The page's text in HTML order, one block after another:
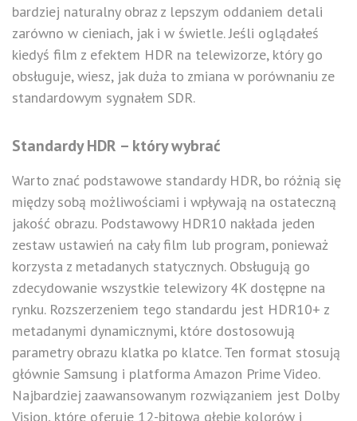
bardziej naturalny obraz z lepszym oddaniem detali
zarówno w cieniach, jak i w świetle. Jeśli oglądałeś
kiedyś film z efektem HDR na telewizorze, który go
obsługuje, wiesz, jak duża to zmiana w porównaniu ze
standardowym sygnałem SDR.
Standardy HDR – który wybrać
Warto znać podstawowe standardy HDR, bo różnią się
między sobą możliwościami i wpływają na ostateczną
jakość obrazu. Podstawowy HDR10 nakłada jeden
zestaw ustawień na cały film lub program, ponieważ
korzysta z metadanych statycznych. Obsługują go
zdecydowanie wszystkie telewizory 4K dostępne na
rynku. Rozszerzeniem tego standardu jest HDR10+ z
metadanymi dynamicznymi, które dostosowują
parametry obrazu klatka po klatce. Ten format stosują
głównie Samsung i platforma Amazon Prime Video.
Najbardziej zaawansowanym rozwiązaniem jest Dolby
Vision, które oferuje 12-bitową głębię kolorów i